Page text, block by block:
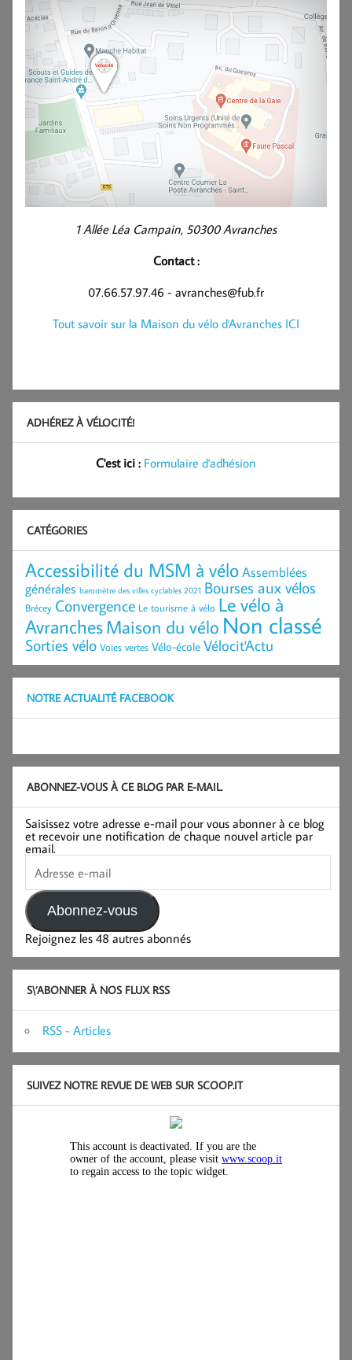
1 Allée Léa Campain, 50300 Avranches
Contact :
07.66.57.97.46 - avranches@fub.fr
Tout savoir sur la Maison du vélo d'Avranches ICI
ADHÉREZ À VÉLOCITÉ!
C'est ici : Formulaire d'adhésion
CATÉGORIES
Accessibilité du MSM à véloAssemblées
générales baromètre des villes cyclables 2021 Bourses aux vélos
Brécey Convergence Le tourisme à vélo Le vélo à
AvranchesMaison du vélo Non classé
Sorties vélo Voies vertes Vélo-école Vélocit'Actu
NOTRE ACTUALITÉ FACEBOOK
ABONNEZ-VOUS À CE BLOG PAR E-MAIL.
Saisissez votre adresse e-mail pour vous abonner à ce blog
et recevoir une notification de chaque nouvel article par
email.
Adresse
e-
mail
Abonnez-vous
Rejoignez les 48 autres abonnés
S\’ABONNER À NOS FLUX RSS
RSS - Articles
SUIVEZ NOTRE REVUE DE WEB SUR SCOOP.IT